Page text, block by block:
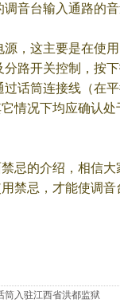
音台输入通路的
，这主要是在使
路开关控制，按
话筒连接线（在
情况下均应确认
忌的介绍，相信
禁忌，才能使调
筒入驻江西省洪都监狱